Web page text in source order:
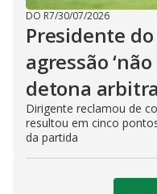
DO R7/30/07/2026
Presidente
agressão
detona
Dirigente reclamou de
resultou em cinco
da partida